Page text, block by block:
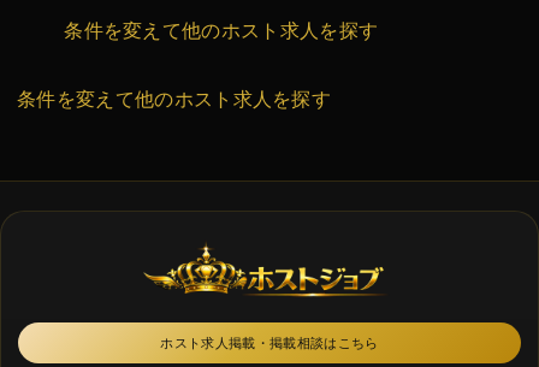
条件を変えて他のホスト求人を探す
条件を変えて他のホスト求人を探す
ホスト求人掲載・掲載相談はこちら